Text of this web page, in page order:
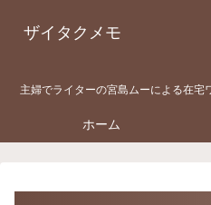
ザイタクメモ
主婦でライターの宮島ムーによる在宅
ホーム